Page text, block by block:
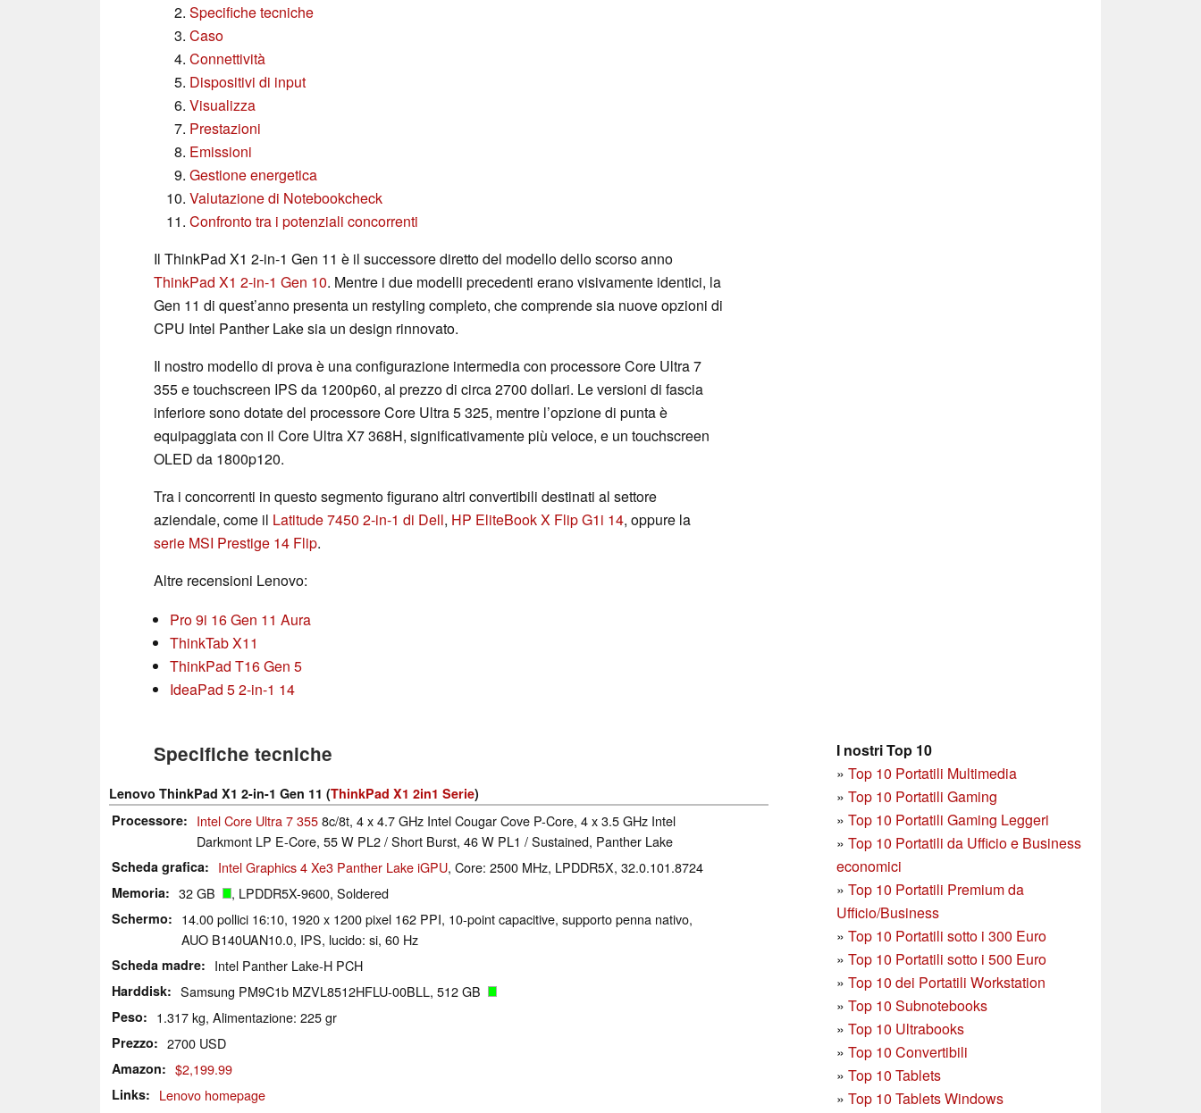
Specifiche tecniche
Caso
Connettività
Dispositivi di input
Visualizza
Prestazioni
Emissioni
Gestione energetica
Valutazione di Notebookcheck
Confronto tra i potenziali concorrenti
Il ThinkPad X1 2-in-1 Gen 11 è il successore diretto del modello dello scorso anno
ThinkPad X1 2-in-1 Gen 10. Mentre i due modelli precedenti erano visivamente identici, la
Gen 11 di quest’anno presenta un restyling completo, che comprende sia nuove opzioni di
CPU Intel Panther Lake sia un design rinnovato.
Il nostro modello di prova è una configurazione intermedia con processore Core Ultra 7
355 e touchscreen IPS da 1200p60, al prezzo di circa 2700 dollari. Le versioni di fascia
inferiore sono dotate del processore Core Ultra 5 325, mentre l’opzione di punta è
equipaggiata con il Core Ultra X7 368H, significativamente più veloce, e un touchscreen
OLED da 1800p120.
Tra i concorrenti in questo segmento figurano altri convertibili destinati al settore
aziendale, come il Latitude 7450 2-in-1 di Dell, HP EliteBook X Flip G1i 14, oppure la
serie MSI Prestige 14 Flip.
Altre recensioni Lenovo:
Pro 9i 16 Gen 11 Aura
ThinkTab X11
ThinkPad T16 Gen 5
IdeaPad 5 2-in-1 14
I nostri Top 10
» Top 10 Portatili Multimedia
» Top 10 Portatili Gaming
» Top 10 Portatili Gaming Leggeri
» Top 10 Portatili da Ufficio e Business
economici
» Top 10 Portatili Premium da
Ufficio/Business
» Top 10 Portatili sotto i 300 Euro
» Top 10 Portatili sotto i 500 Euro
» Top 10 dei Portatili Workstation
» Top 10 Subnotebooks
» Top 10 Ultrabooks
» Top 10 Convertibili
» Top 10 Tablets
» Top 10 Tablets Windows
Specifiche tecniche
Lenovo ThinkPad X1 2-in-1 Gen 11 (ThinkPad X1 2in1 Serie)
Processore
Intel Core Ultra 7 3558c/8t, 4 x 4.7 GHz Intel Cougar Cove P-Core, 4 x 3.5 GHz Intel
Darkmont LP E-Core, 55 W PL2 / Short Burst, 46 W PL1 / Sustained, Panther Lake
Scheda grafica Intel Graphics 4 Xe3 Panther Lake iGPU, Core: 2500 MHz, LPDDR5X, 32.0.101.8724
Memoria 32 GB , LPDDR5X-9600, Soldered
Schermo
14.00 pollici 16:10, 1920 x 1200 pixel 162 PPI, 10-point capacitive, supporto penna nativo,
AUO B140UAN10.0, IPS, lucido: si, 60 Hz
Scheda madre Intel Panther Lake-H PCH
Harddisk Samsung PM9C1b MZVL8512HFLU-00BLL, 512 GB
Peso 1.317 kg, Alimentazione: 225 gr
Prezzo 2700 USD
Amazon $2,199.99
Links Lenovo homepage